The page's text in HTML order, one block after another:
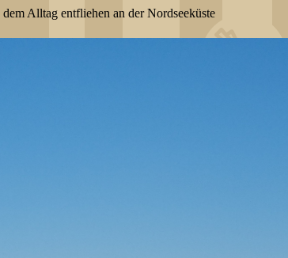
dem Alltag entfliehen an der Nordseeküste